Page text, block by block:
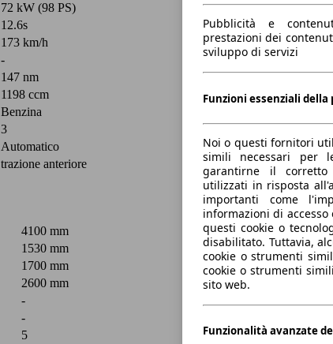
72 kW (98 PS)
12.6s
173 km/h
-
147 nm
1198 ccm
Benzina
3
Automatico
trazione anteriore
4100 mm
1530 mm
1700 mm
2600 mm
-
-
5
Pubblicità e
prestazioni dei
sviluppo di servizi
Funzioni essenziali della
Noi o questi fornitori
simili necessari per
garantirne il corretto
utilizzati in risposta
importanti come
informazioni di
questi cookie o
disabilitato. Tuttavia,
cookie o strumenti
cookie o strumenti
sito web.
Funzionalità avanzate